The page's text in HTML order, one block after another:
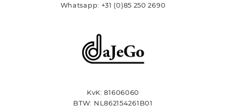
Whatsapp: +31 (0)85 250 2690
KvK: 81606060
BTW: NL862154261B01